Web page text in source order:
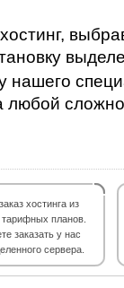
нашего
любой
хостинга из
планов.
заказать у нас
сервера.